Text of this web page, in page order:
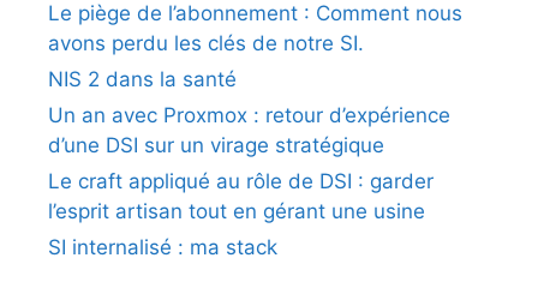
Le piège de l’abonnement : Comment nous
avons perdu les clés de notre SI.
NIS 2 dans la santé
Un an avec Proxmox : retour d’expérience
d’une DSI sur un virage stratégique
Le craft appliqué au rôle de DSI : garder
l’esprit artisan tout en gérant une usine
SI internalisé : ma stack